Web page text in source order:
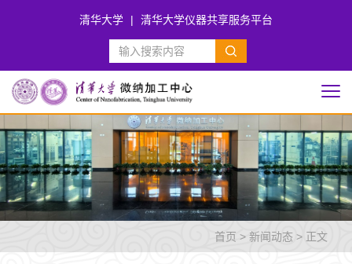
清华大学 | 清华大学仪器共享服务平台
首页 >新闻动态 > 正文